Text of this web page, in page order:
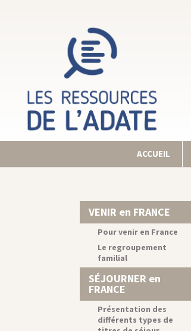
ACCUEIL
VENIR en FRANCE
Pour venir en France
Le regroupement
familial
SÉJOURNER en
FRANCE
Présentation des
différents types de